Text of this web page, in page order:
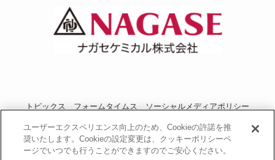
トピックス フォームタイムス
ソーシャルメディアポリシー
プライバシーポリシー
当サイトご利用にあたって
お問い合わせ
運営者情報
NAGASEグループサイト
長瀬産業コーポレートサイト
ユーザーエクスペリエンス向上のため、Cookieの許諾を推
奨いたします。Cookieの設定変更は、クッキーポリシーペ
ージでいつでも行うことができますのでご安心ください。